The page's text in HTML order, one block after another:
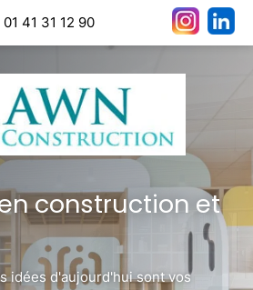
01 41 31 12 90
construction et
idées d'aujourd'hui sont vos